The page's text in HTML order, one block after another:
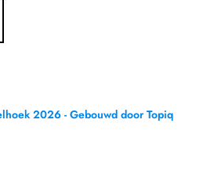
2026 - Gebouwd door Topiq